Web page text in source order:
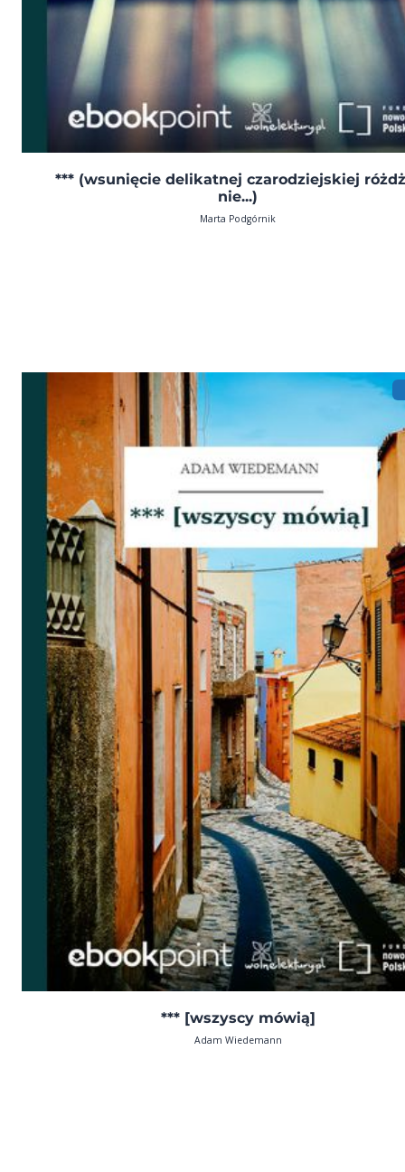
*** (wsunięcie delikatnej czarodziejskiej
nie...)
Marta Podgórnik
*** [wszyscy mówią]
Adam Wiedemann